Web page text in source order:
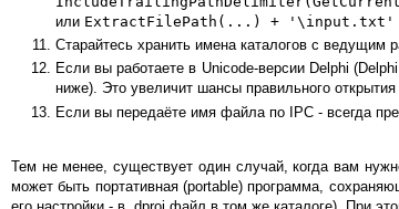
или ExtractFilePath(...) + '\input.txt'
Старайтесь хранить имена каталогов с
Если вы работаете в Unicode-версии Delphi
ниже). Это увеличит шансы правильного
Если вы передаёте имя файла по IPC - всегда
Тем не менее, существует один случай, когда вам
может быть портативная (portable) программа,